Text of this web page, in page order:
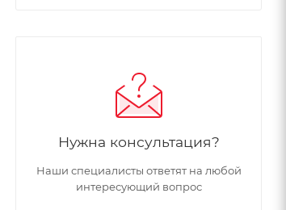
Нужна консультация?
Наши специалисты ответят на любой
интересующий вопрос